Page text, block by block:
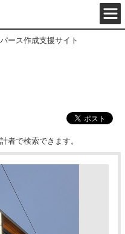
ース作成支援サイト
者で検索できます。